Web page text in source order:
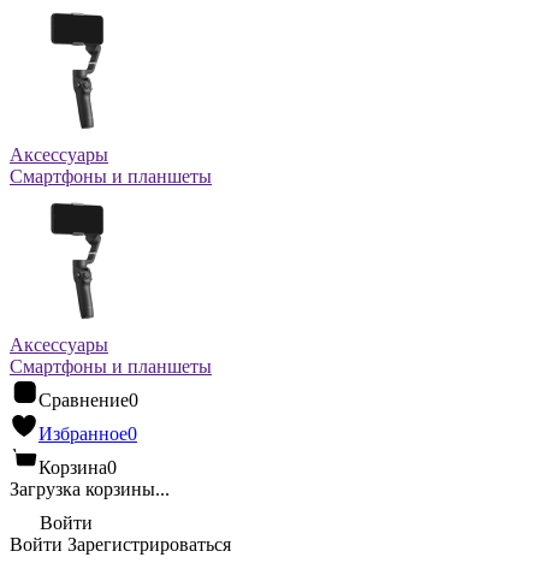
Аксессуары
Смартфоны и планшеты
Аксессуары
Смартфоны и планшеты
Сравнение0
Избранное0
Корзина0
Загрузка корзины...
Войти
Войти Зарегистрироваться